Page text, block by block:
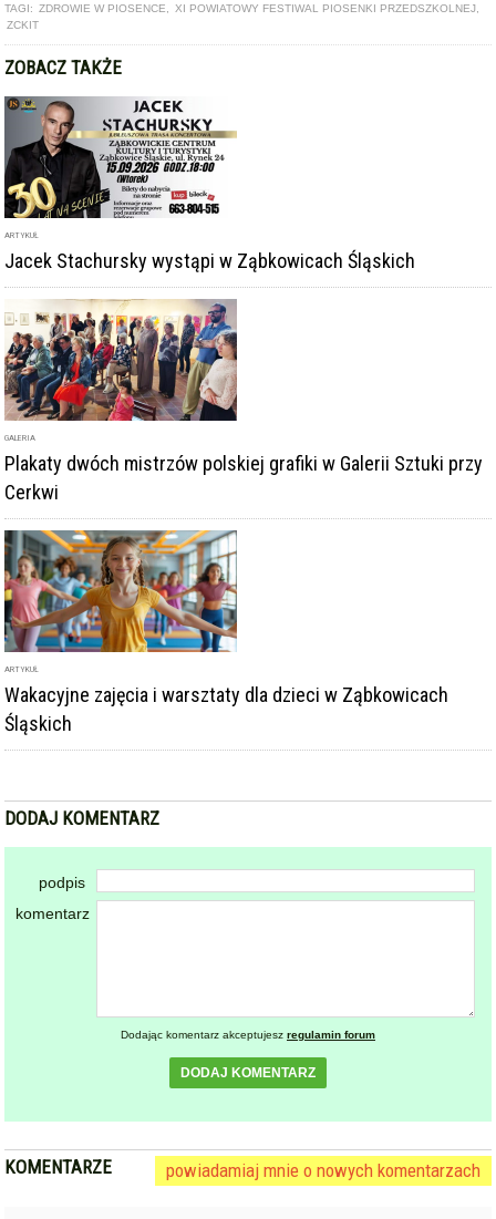
TAGI: ZDROWIE W PIOSENCE, XI POWIATOWY FESTIWAL PIOSENKI PRZEDSZKOLNEJ,
ZCKIT
ZOBACZ TAKŻE
ARTYKUŁ
Jacek Stachursky wystąpi w Ząbkowicach Śląskich
GALERIA
Plakaty dwóch mistrzów polskiej grafiki w Galerii Sztuki przy
Cerkwi
ARTYKUŁ
Wakacyjne zajęcia i warsztaty dla dzieci w Ząbkowicach
Śląskich
DODAJ KOMENTARZ
podpis
komentarz
Dodając komentarz akceptujesz regulamin forum
DODAJ KOMENTARZ
KOMENTARZE powiadamiaj mnie o nowych komentarzach